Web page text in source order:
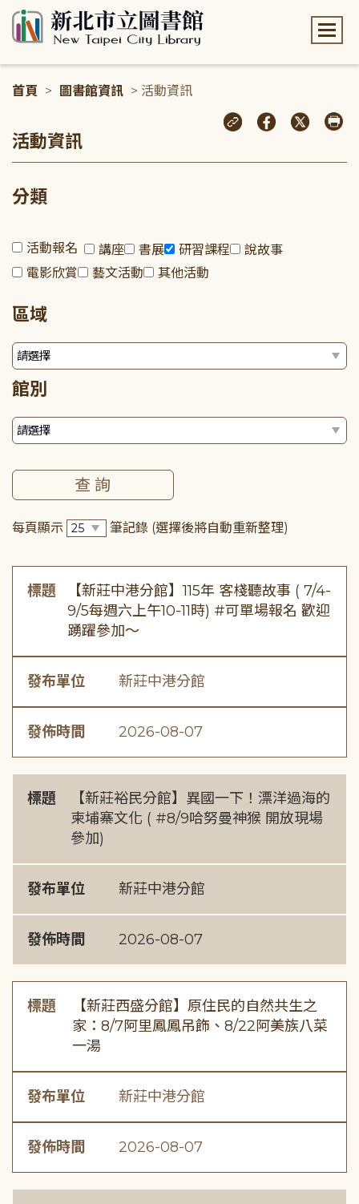
首頁 > 圖書館資訊 > 活動資訊
活動資訊
分類
活動報名 講座 書展 研習課程
說故事
電影欣賞
藝文活動 其他活動
區域
館別
每頁顯示 筆記錄 (選擇後將自動重新整理)
標題
【新莊中港分館】115年 客棧聽故事 ( 7/4-
9/5每週六上午10-11時) #可單場報名 歡迎
踴躍參加～
發布單位 新莊中港分館
發佈時間 2026-08-07
標題
【新莊裕民分館】異國一下！漂洋過海的
柬埔寨文化 ( #8/9哈努曼神猴 開放現場
參加)
發布單位 新莊中港分館
發佈時間 2026-08-07
標題
【新莊西盛分館】原住民的自然共生之
家：8/7阿里鳳鳳吊飾、8/22阿美族八菜
一湯
發布單位 新莊中港分館
發佈時間 2026-08-07